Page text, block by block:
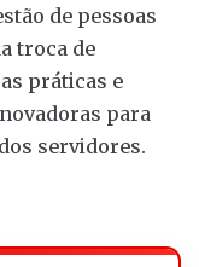
de pessoas
troca de
práticas e
para
servidores.